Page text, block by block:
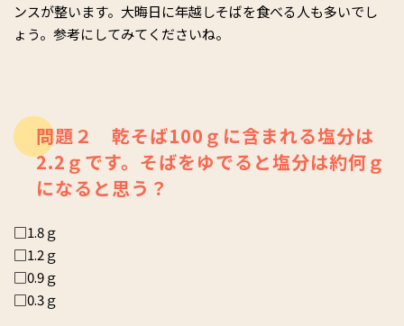
ンスが整います。大晦日に年越しそばを食べる人も多いでし
ょう。参考にしてみてくださいね。
問題２ 乾そば100ｇに含まれる塩分は
2.2ｇです。そばをゆでると塩分は約何ｇ
になると思う？
□1.8ｇ
□1.2ｇ
□0.9ｇ
□0.3ｇ